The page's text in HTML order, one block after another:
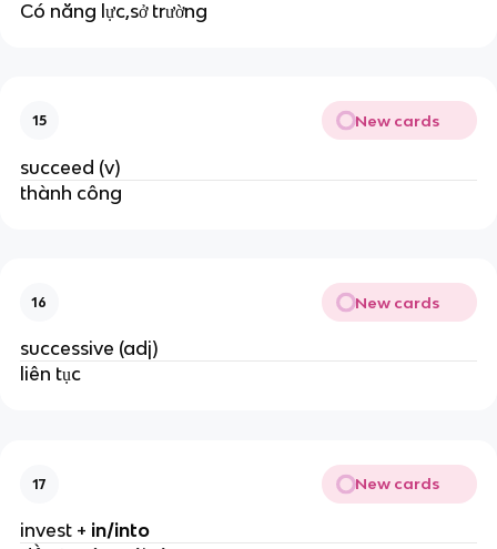
Có năng lực,sở trường
15 New cards
succeed (v)
thành công
16 New cards
successive (adj)
liên tục
17 New cards
invest + in/into